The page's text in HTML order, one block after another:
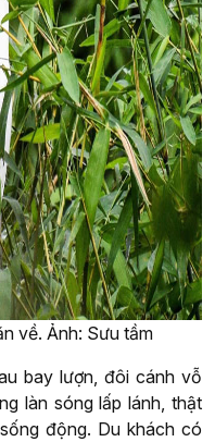
về. Ảnh: Sưu tầm
bay lượn, đôi cánh vỗ
làn sóng lấp lánh, thật
động. Du khách có